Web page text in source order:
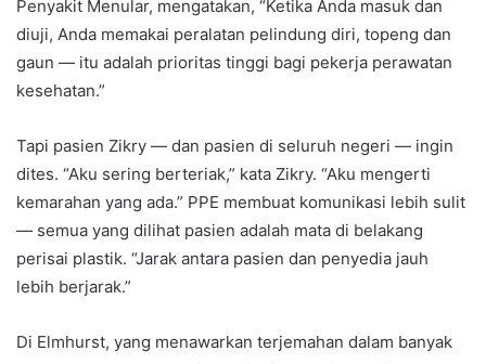
Penyakit Menular, mengatakan, “Ketika Anda masuk dan
diuji, Anda memakai peralatan pelindung diri, topeng dan
gaun — itu adalah prioritas tinggi bagi pekerja perawatan
kesehatan.”
Tapi pasien Zikry — dan pasien di seluruh negeri — ingin
dites. “Aku sering berteriak,” kata Zikry. “Aku mengerti
kemarahan yang ada.” PPE membuat komunikasi lebih sulit
— semua yang dilihat pasien adalah mata di belakang
perisai plastik. “Jarak antara pasien dan penyedia jauh
lebih berjarak.”
Di Elmhurst, yang menawarkan terjemahan dalam banyak